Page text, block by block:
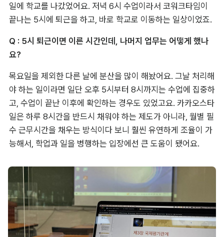
일에 학교를 나갔었어요. 저녁 6시 수업이라서 코워크타임이
끝나는 5시에 퇴근을 하고, 바로 학교로 이동하는 일상이었죠.
Q : 5시 퇴근이면 이른 시간인데, 나머지 업무는 어떻게 했나
요?
목요일을 제외한 다른 날에 분산을 많이 해놨어요. 그날 처리해
야 하는 일이라면 일단 오후 5시부터 8시까지는 수업에 집중하
고, 수업이 끝난 이후에 확인하는 경우도 있었고요. 카카오스타
일은 하루 8시간을 반드시 채워야 하는 제도가 아니라, 월별 필
수 근무시간을 채우는 방식이다 보니 훨씬 유연하게 조율이 가
능해서, 학업과 일을 병행하는 입장에선 큰 도움이 됐어요.